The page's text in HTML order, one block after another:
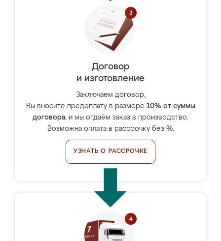
Договор
и изготовление
Заключаем договор,
Вы вносите предоплату в размере 10% от суммы
договора, и мы отдаём заказ в производство.
Возможна оплата в рассрочку без %.
УЗНАТЬ О РАССРОЧКЕ